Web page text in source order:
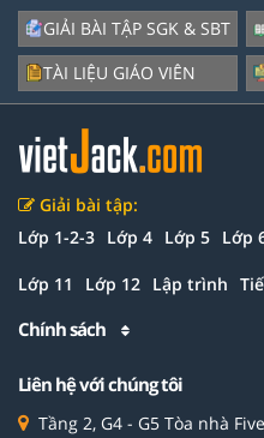
GIẢI BÀI TẬP SGK & SBT
TÀI LIỆU GIÁO VIÊN
Giải bài tập:
Lớp 1-2-3 Lớp 4 Lớp 5 Lớp
Lớp 11 Lớp 12 Lập trình
Chính sách
Liên hệ với chúng tôi
Tầng 2, G4 - G5 Tòa nhà